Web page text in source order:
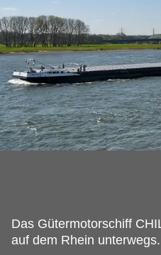
Das Gütermotorschiff
auf dem Rhein unterwegs.